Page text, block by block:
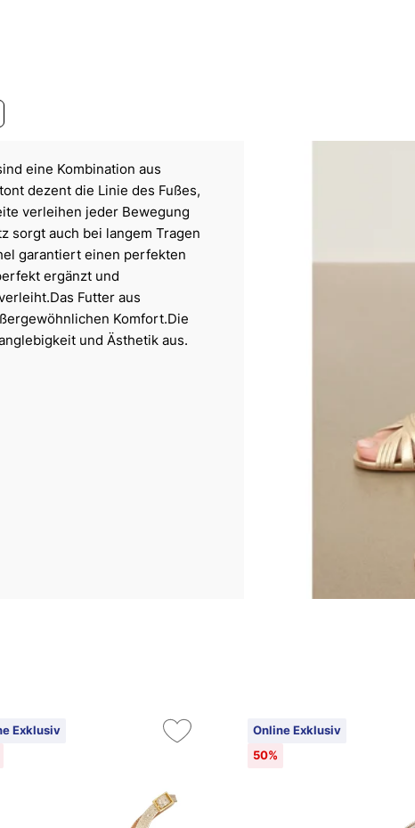
eine Kombination aus
dezent die Linie des Fußes,
verleihen jeder Bewegung
sorgt auch bei langem Tragen
garantiert einen perfekten
ergänzt und
Futter aus
Komfort.Die
und Ästhetik aus.
Exklusiv
Online Exklusiv
50%